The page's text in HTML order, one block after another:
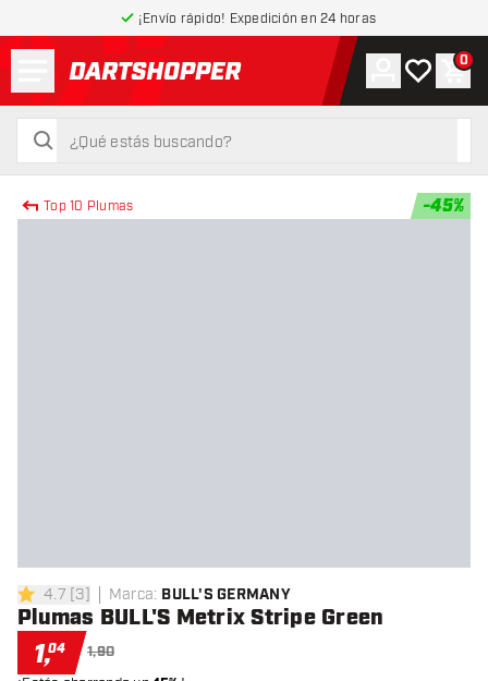
¡Envío rápido! Expedición en 24 horas
volver a la página de inicio
buscar
buscar
Cuenta
Mi lista de
0
Top 10 Plumas -45%
4.7 estrellas de puntuación
4.7 [3] Marca: BULL'S GERMANY
Plumas BULL'S Metrix Stripe Green
1,04 1,90